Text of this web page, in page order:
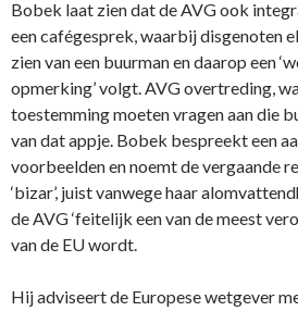
Bobek laat zien dat de AVG ook
een cafégesprek, waarbij disgenoten
zien van een buurman en daarop een
opmerking’ volgt. AVG overtreding,
toestemming moeten vragen aan die
van dat appje. Bobek bespreekt een
voorbeelden en noemt de vergaande
‘bizar’, juist vanwege haar
de AVG ‘feitelijk een van de meest
van de EU wordt.
Hij adviseert de Europese wetgever